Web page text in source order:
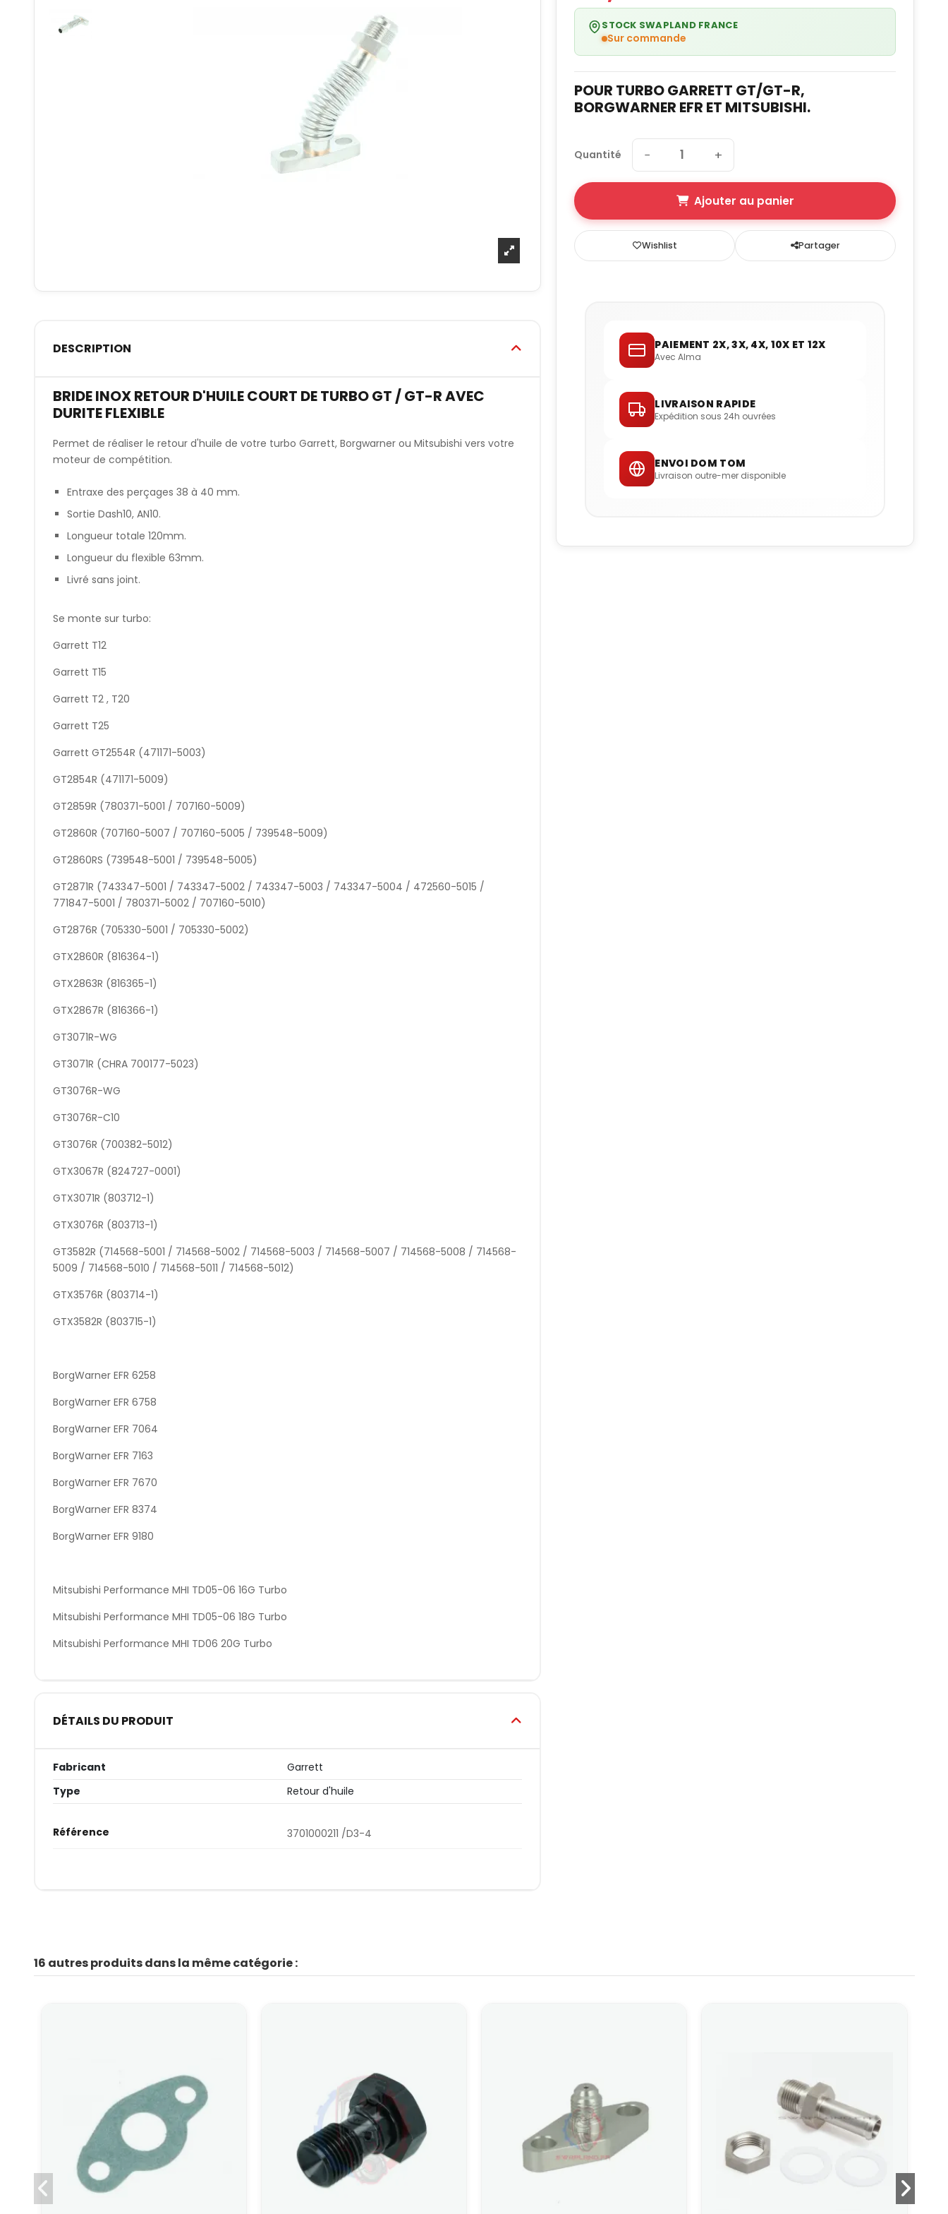
DESCRIPTION
BRIDE INOX RETOUR D'HUILE COURT DE TURBO GT / GT-R AVEC
DURITE FLEXIBLE
Permet de réaliser le retour d'huile de votre turbo Garrett, Borgwarner ou Mitsubishi vers votre
moteur de compétition.
Entraxe des perçages 38 à 40 mm.
Sortie Dash10, AN10.
Longueur totale 120mm.
Longueur du flexible 63mm.
Livré sans joint.
Se monte sur turbo:
Garrett T12
Garrett T15
Garrett T2 , T20
Garrett T25
Garrett GT2554R (471171-5003)
GT2854R (471171-5009)
GT2859R (780371-5001 / 707160-5009)
GT2860R (707160-5007 / 707160-5005 / 739548-5009)
GT2860RS (739548-5001 / 739548-5005)
GT2871R (743347-5001 / 743347-5002 / 743347-5003 / 743347-5004 / 472560-5015 /
771847-5001 / 780371-5002 / 707160-5010)
GT2876R (705330-5001 / 705330-5002)
GTX2860R (816364-1)
GTX2863R (816365-1)
GTX2867R (816366-1)
GT3071R-WG
GT3071R (CHRA 700177-5023)
GT3076R-WG
GT3076R-C10
GT3076R (700382-5012)
GTX3067R (824727-0001)
GTX3071R (803712-1)
GTX3076R (803713-1)
GT3582R (714568-5001 / 714568-5002 / 714568-5003 / 714568-5007 / 714568-5008 / 714568-
5009 / 714568-5010 / 714568-5011 / 714568-5012)
GTX3576R (803714-1)
GTX3582R (803715-1)
BorgWarner EFR 6258
BorgWarner EFR 6758
BorgWarner EFR 7064
BorgWarner EFR 7163
BorgWarner EFR 7670
BorgWarner EFR 8374
BorgWarner EFR 9180
Mitsubishi Performance MHI TD05-06 16G Turbo
Mitsubishi Performance MHI TD05-06 18G Turbo
Mitsubishi Performance MHI TD06 20G Turbo
DÉTAILS DU PRODUIT
Fabricant
Garrett
Type
Retour d'huile
Référence 3701000211 /D3-4
STOCK SWAPLAND FRANCE
Sur commande
POUR TURBO GARRETT GT/GT-R,
BORGWARNER EFR ET MITSUBISHI.
Quantité − +
Ajouter au panier
Wishlist Partager
PAIEMENT 2X, 3X, 4X, 10X ET 12X
Avec Alma
LIVRAISON RAPIDE
Expédition sous 24h ouvrées
ENVOI DOM TOM
Livraison outre-mer disponible
16 autres produits dans la même catégorie :